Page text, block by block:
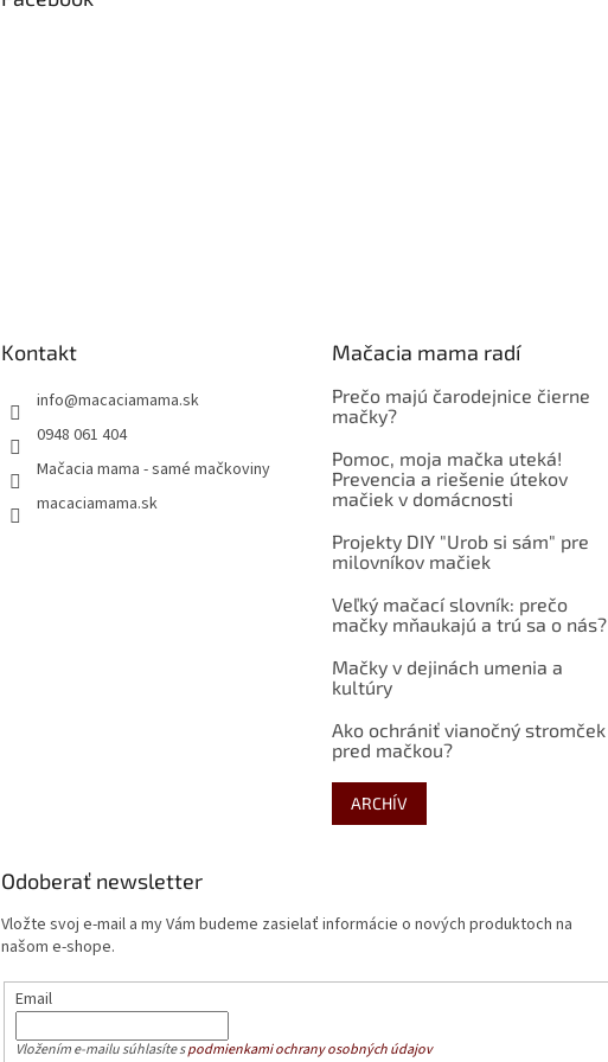
Kontakt
info@macaciamama.sk
0948 061 404
Mačacia mama - samé mačkoviny
macaciamama.sk
Mačacia mama radí
Prečo majú čarodejnice čierne
mačky?
Pomoc, moja mačka uteká!
Prevencia a riešenie útekov
mačiek v domácnosti
Projekty DIY "Urob si sám" pre
milovníkov mačiek
Veľký mačací slovník: prečo
mačky mňaukajú a trú sa o nás?
Mačky v dejinách umenia a
kultúry
Ako ochrániť vianočný stromček
pred mačkou?
ARCHÍV
Odoberať newsletter
Vložte svoj e-mail a my Vám budeme zasielať informácie o nových produktoch na
našom e-shope.
Email
Vložením e-mailu súhlasíte spodmienkami ochrany osobných údajov